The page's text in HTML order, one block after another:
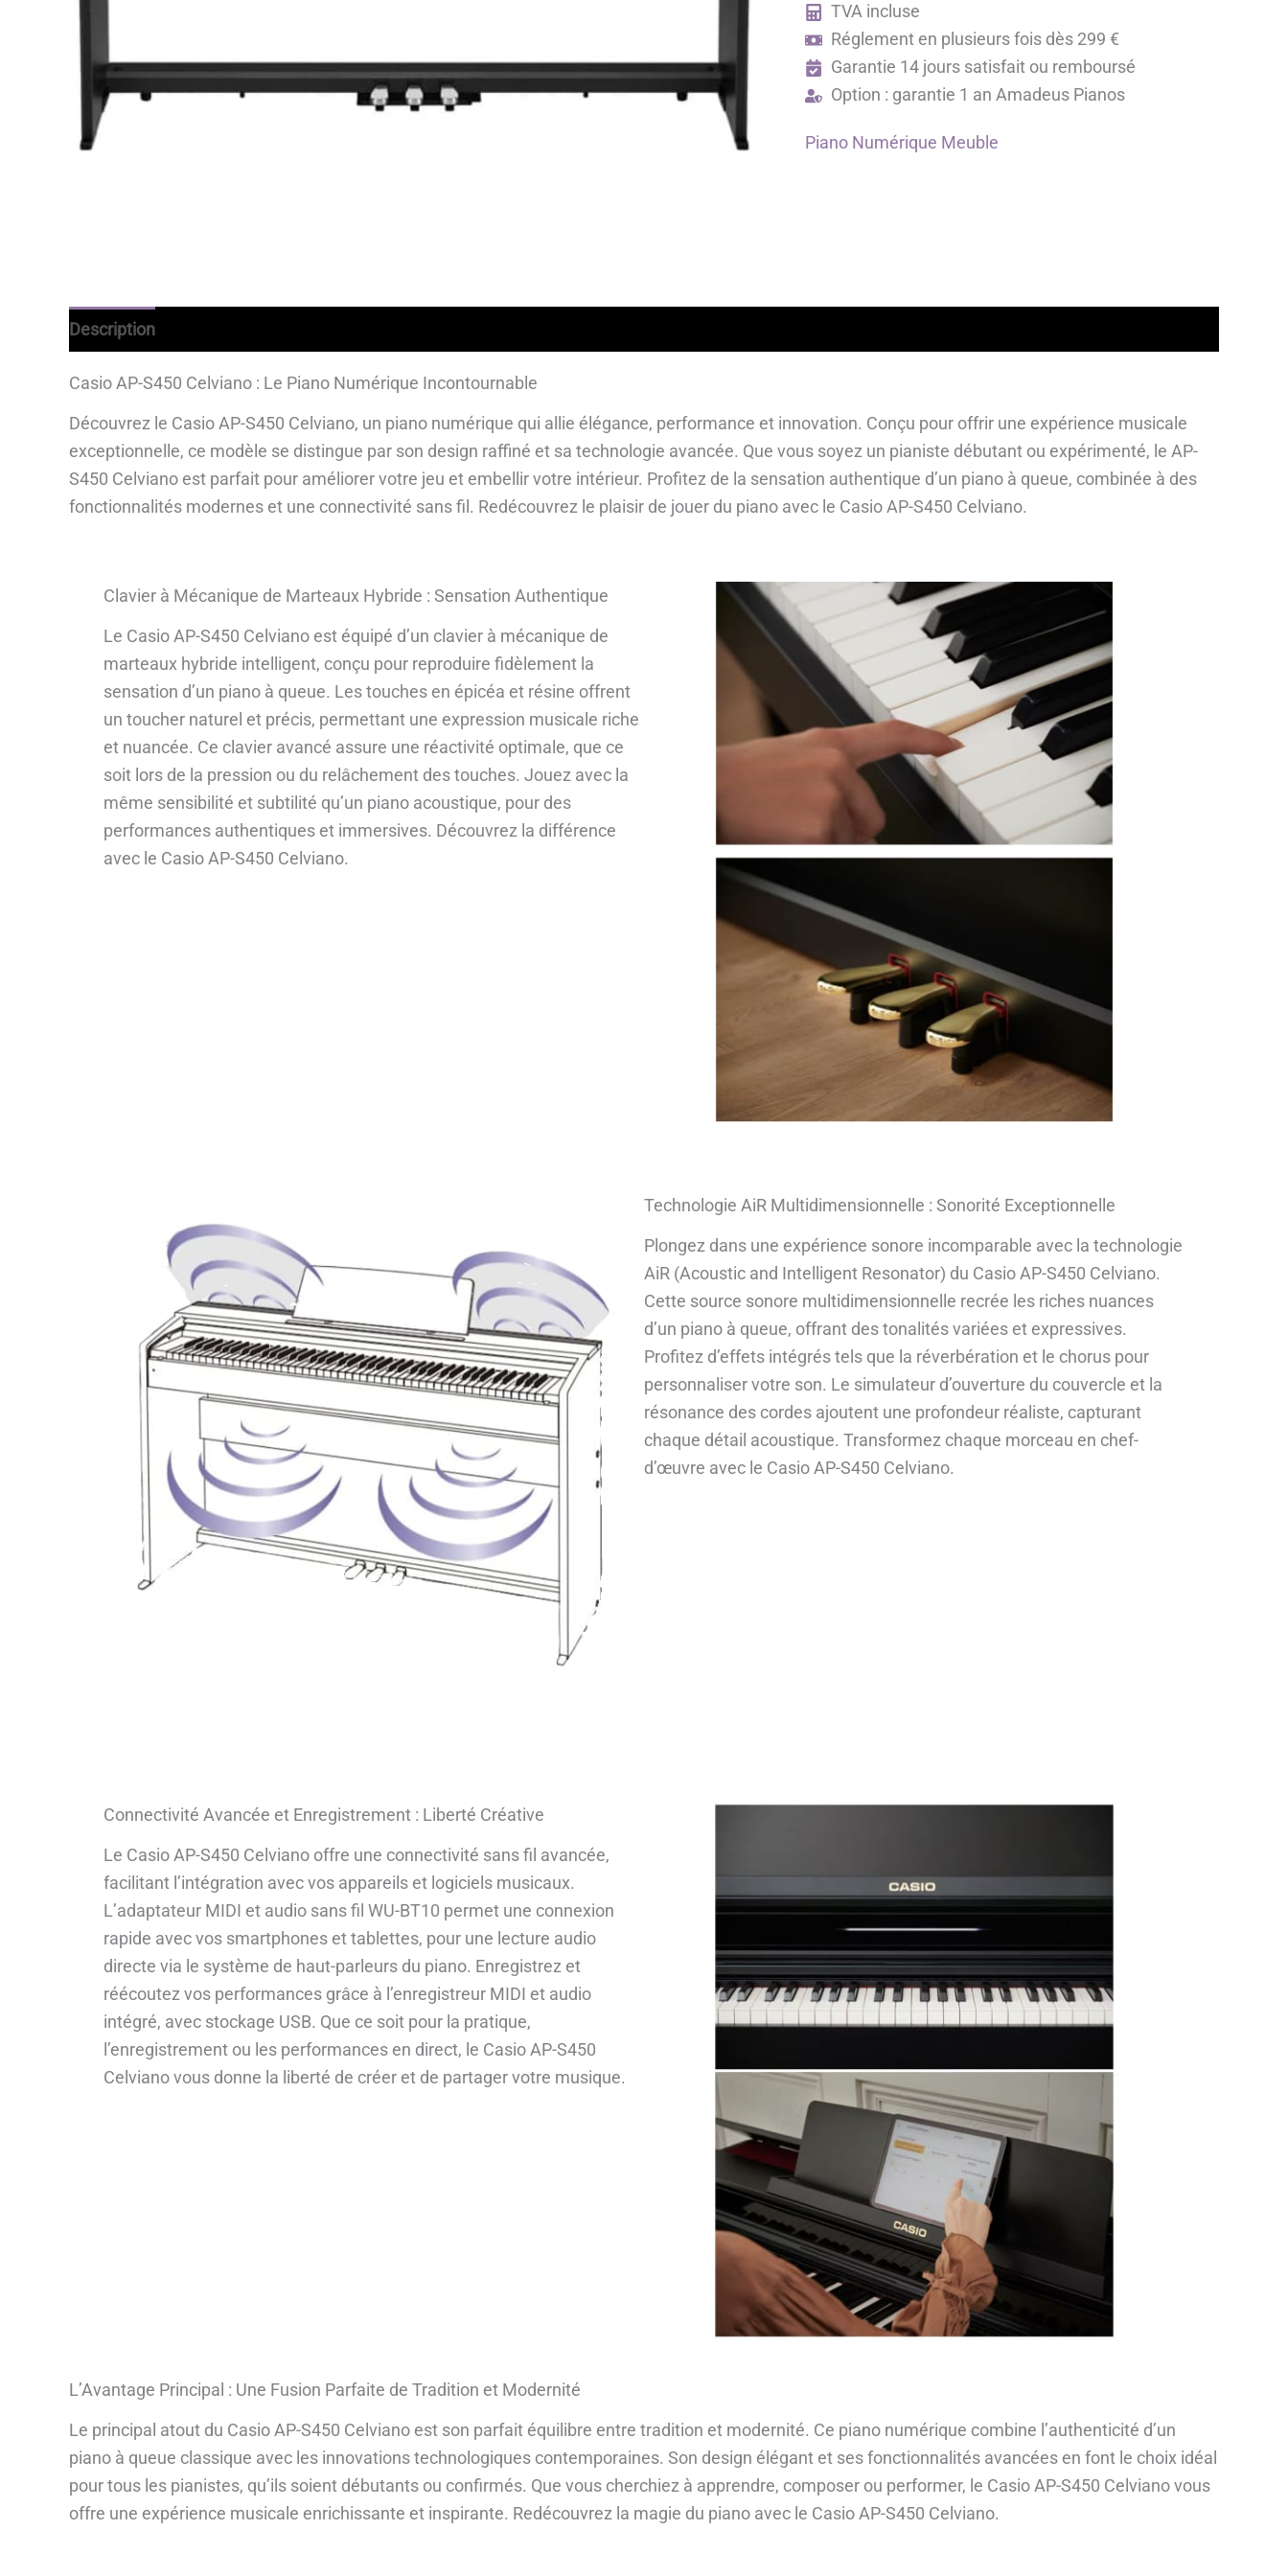
TVA incluse
Réglement en plusieurs fois dès 299 €
Garantie 14 jours satisfait ou remboursé
Option : garantie 1 an Amadeus Pianos
Piano Numérique Meuble
Description
Casio AP-S450 Celviano : Le Piano Numérique Incontournable
Découvrez le Casio AP-S450 Celviano, un piano numérique qui allie élégance, performance et innovation. Conçu pour offrir une expérience musicale
exceptionnelle, ce modèle se distingue par son design raffiné et sa technologie avancée. Que vous soyez un pianiste débutant ou expérimenté, le AP-
S450 Celviano est parfait pour améliorer votre jeu et embellir votre intérieur. Profitez de la sensation authentique d’un piano à queue, combinée à des
fonctionnalités modernes et une connectivité sans fil. Redécouvrez le plaisir de jouer du piano avec le Casio AP-S450 Celviano.
Clavier à Mécanique de Marteaux Hybride : Sensation Authentique
Le Casio AP-S450 Celviano est équipé d’un clavier à mécanique de
marteaux hybride intelligent, conçu pour reproduire fidèlement la
sensation d’un piano à queue. Les touches en épicéa et résine offrent
un toucher naturel et précis, permettant une expression musicale riche
et nuancée. Ce clavier avancé assure une réactivité optimale, que ce
soit lors de la pression ou du relâchement des touches. Jouez avec la
même sensibilité et subtilité qu’un piano acoustique, pour des
performances authentiques et immersives. Découvrez la différence
avec le Casio AP-S450 Celviano.
Technologie AiR Multidimensionnelle : Sonorité Exceptionnelle
Plongez dans une expérience sonore incomparable avec la technologie
AiR (Acoustic and Intelligent Resonator) du Casio AP-S450 Celviano.
Cette source sonore multidimensionnelle recrée les riches nuances
d’un piano à queue, offrant des tonalités variées et expressives.
Profitez d’effets intégrés tels que la réverbération et le chorus pour
personnaliser votre son. Le simulateur d’ouverture du couvercle et la
résonance des cordes ajoutent une profondeur réaliste, capturant
chaque détail acoustique. Transformez chaque morceau en chef-
d’œuvre avec le Casio AP-S450 Celviano.
Connectivité Avancée et Enregistrement : Liberté Créative
Le Casio AP-S450 Celviano offre une connectivité sans fil avancée,
facilitant l’intégration avec vos appareils et logiciels musicaux.
L’adaptateur MIDI et audio sans fil WU-BT10 permet une connexion
rapide avec vos smartphones et tablettes, pour une lecture audio
directe via le système de haut-parleurs du piano. Enregistrez et
réécoutez vos performances grâce à l’enregistreur MIDI et audio
intégré, avec stockage USB. Que ce soit pour la pratique,
l’enregistrement ou les performances en direct, le Casio AP-S450
Celviano vous donne la liberté de créer et de partager votre musique.
L’Avantage Principal : Une Fusion Parfaite de Tradition et Modernité
Le principal atout du Casio AP-S450 Celviano est son parfait équilibre entre tradition et modernité. Ce piano numérique combine l’authenticité d’un
piano à queue classique avec les innovations technologiques contemporaines. Son design élégant et ses fonctionnalités avancées en font le choix idéal
pour tous les pianistes, qu’ils soient débutants ou confirmés. Que vous cherchiez à apprendre, composer ou performer, le Casio AP-S450 Celviano vous
offre une expérience musicale enrichissante et inspirante. Redécouvrez la magie du piano avec le Casio AP-S450 Celviano.